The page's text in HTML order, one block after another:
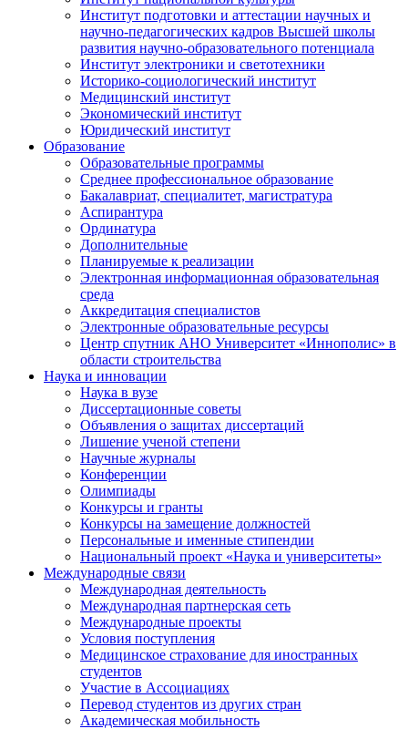
Институт подготовки и аттестации научных и
научно-педагогических кадров Высшей школы
развития научно-образовательного потенциала
Институт электроники и светотехники
Историко-социологический институт
Медицинский институт
Экономический институт
Юридический институт
Образование
Образовательные программы
Среднее профессиональное образование
Бакалавриат, специалитет, магистратура
Аспирантура
Ординатура
Дополнительные
Планируемые к реализации
Электронная информационная образовательная
среда
Аккредитация специалистов
Электронные образовательные ресурсы
Центр спутник АНО Университет «Иннополис» в
области строительства
Наука и инновации
Наука в вузе
Диссертационные советы
Объявления о защитах диссертаций
Лишение ученой степени
Научные журналы
Конференции
Олимпиады
Конкурсы и гранты
Конкурсы на замещение должностей
Персональные и именные стипендии
Национальный проект «Наука и университеты»
Международные связи
Международная деятельность
Международная партнерская сеть
Международные проекты
Условия поступления
Медицинское страхование для иностранных
студентов
Участие в Ассоциациях
Перевод студентов из других стран
Академическая мобильность